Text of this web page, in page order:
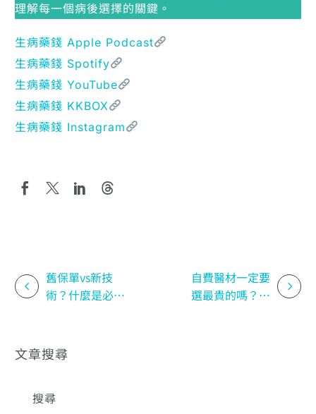
理解每一個病後選擇的關鍵。
生病藥錢 Apple Podcast
生病藥錢 Spotify
生病藥錢 YouTube
生病藥錢 KKBOX
生病藥錢 Instagram
舊保單vs新技
術？什麼是必要
病藥錢 EP5
自費醫材一定要
選最貴的嗎？專
文章搜尋